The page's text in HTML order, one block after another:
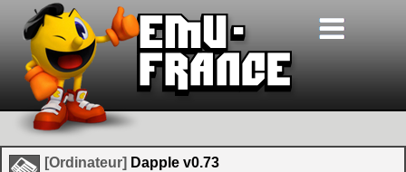
[Ordinateur] Dapple v0.73